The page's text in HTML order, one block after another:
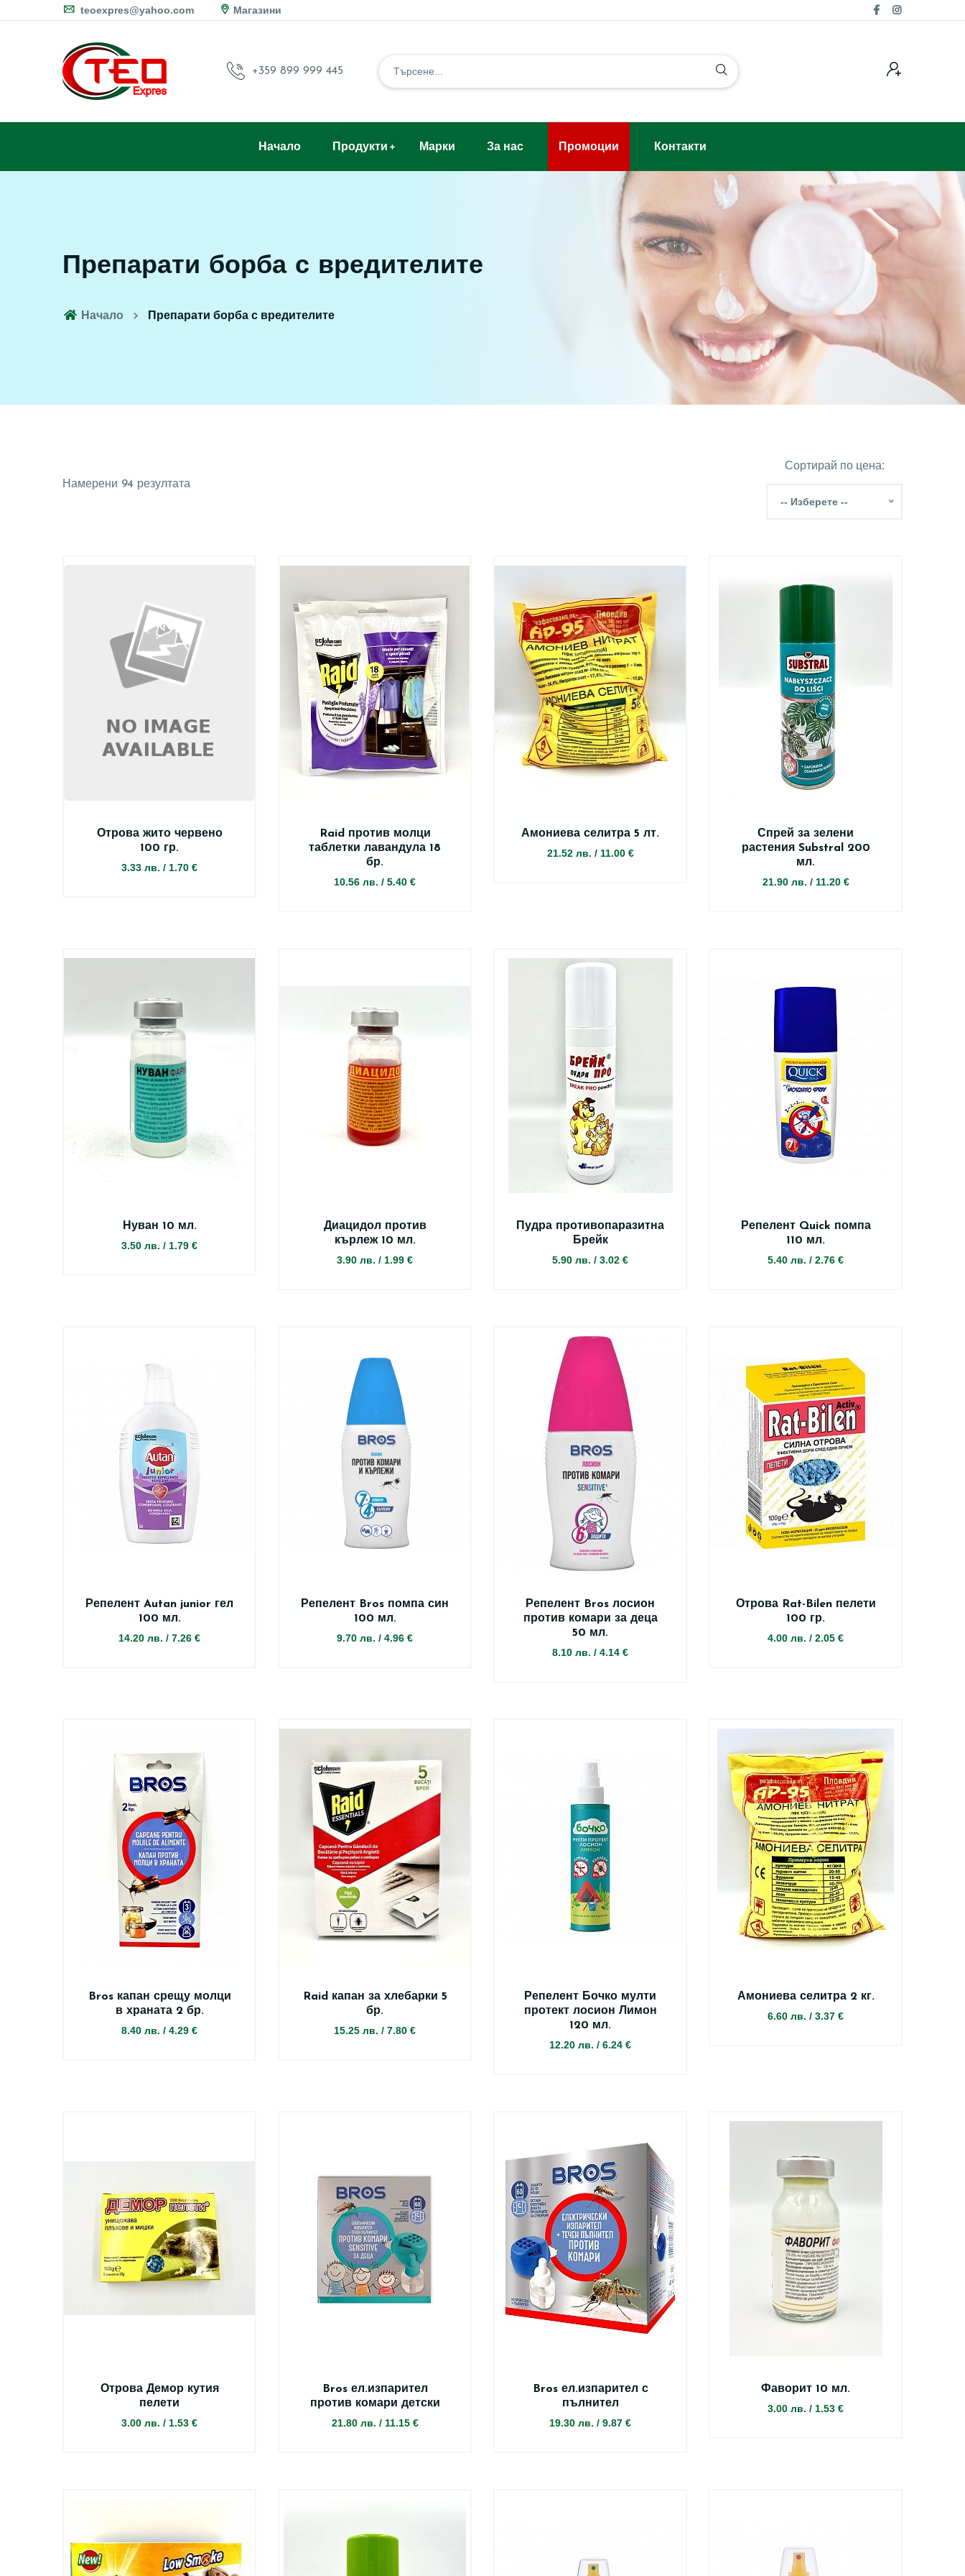
teoexpres@yahoo.com Магазини
+359 899 999 445
Начало Продукти Марки За нас Промоции Контакти
Препарати борба с вредителите
Начало Препарати борба с вредителите
Намерени 94 резултата
Сортирай по цена:
-- Изберете --
Отрова жито червено
100 гр.
3.33 лв. / 1.70 €
Raid против молци
таблетки лавандула 18
бр.
10.56 лв. / 5.40 €
Амониева селитра 5 лт.
21.52 лв. / 11.00 €
Спрей за зелени
растения Substral 200
мл.
21.90 лв. / 11.20 €
Нуван 10 мл.
3.50 лв. / 1.79 €
Диацидол против
кърлеж 10 мл.
3.90 лв. / 1.99 €
Пудра противопаразитна
Брейк
5.90 лв. / 3.02 €
Репелент Quick помпа
110 мл.
5.40 лв. / 2.76 €
Репелент Autan junior гел
100 мл.
14.20 лв. / 7.26 €
Репелент Bros помпа син
100 мл.
9.70 лв. / 4.96 €
Репелент Bros лосион
против комари за деца
50 мл.
8.10 лв. / 4.14 €
Отрова Rat-Bilen пелети
100 гр.
4.00 лв. / 2.05 €
Bros капан срещу молци
в храната 2 бр.
8.40 лв. / 4.29 €
Raid капан за хлебарки 5
бр.
15.25 лв. / 7.80 €
Репелент Бочко мулти
протект лосион Лимон
120 мл.
12.20 лв. / 6.24 €
Амониева селитра 2 кг.
6.60 лв. / 3.37 €
Отрова Демор кутия
пелети
3.00 лв. / 1.53 €
Bros ел.изпарител
против комари детски
21.80 лв. / 11.15 €
Bros ел.изпарител с
пълнител
19.30 лв. / 9.87 €
Фаворит 10 мл.
3.00 лв. / 1.53 €